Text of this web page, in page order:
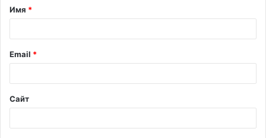
Имя *
Email *
Сайт